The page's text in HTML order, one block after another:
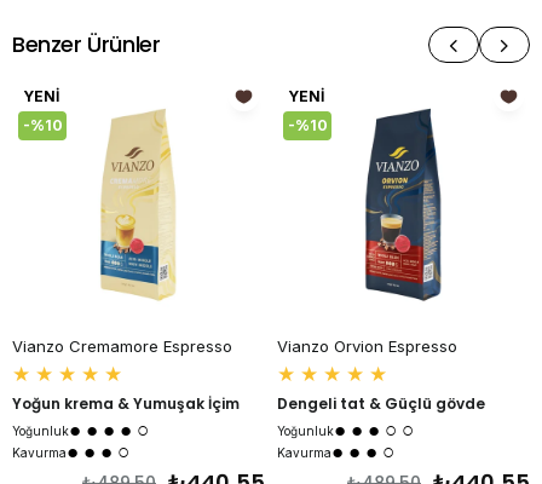
Benzer Ürünler
Vianzo Cremamore Espresso
★ ★ ★ ★ ★
Yoğun krema & Yumuşak İçim
Yoğunluk● ● ● ● ○
Kavurma● ● ● ○
YENI
ÜRÜN
%10
Vianzo Orvion Espresso
★ ★ ★ ★ ★
Dengeli tat & Güçlü gövde
Yoğunluk● ● ● ○ ○
Kavurma● ● ● ○
YENI
ÜRÜN
%10